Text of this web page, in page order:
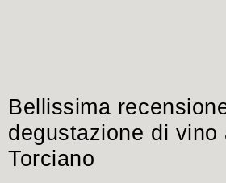
Bellissima
degustazione di vino
Torciano